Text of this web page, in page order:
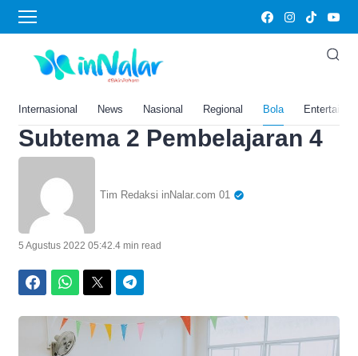
Internasional News Nasional Regional Bola
Home›Bola
Kunci Jawaban Tema 1
Kelas 5 SD Halaman 90 91
92 93 Buku Tematik
Subtema 2 Pembelajaran 4
Tim Redaksi inNalar.com 01
5 Agustus 2022 05:42.4 min read